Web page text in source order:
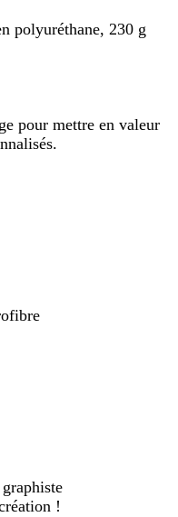
polyuréthane, 230 g
pour mettre en valeur
!